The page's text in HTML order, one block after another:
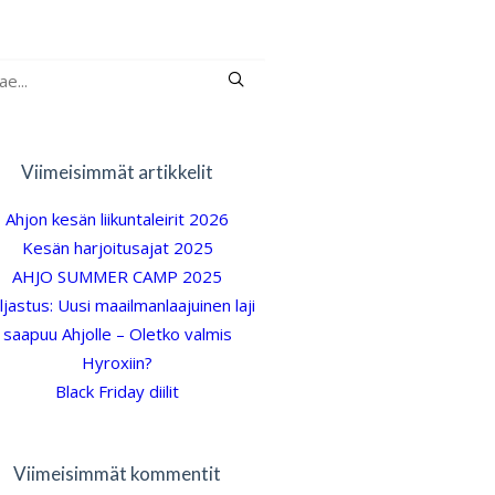
Viimeisimmät artikkelit
Ahjon kesän liikuntaleirit 2026
Kesän harjoitusajat 2025
AHJO SUMMER CAMP 2025
Uusi maailmanlaajuinen laji
saapuu Ahjolle – Oletko valmis
Hyroxiin?
Black Friday diilit
Viimeisimmät kommentit